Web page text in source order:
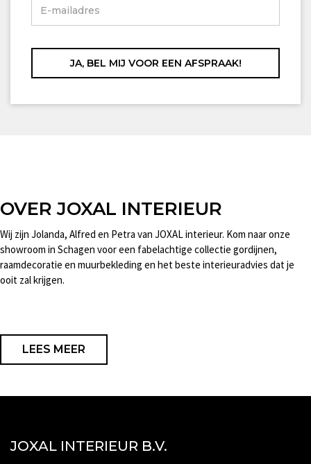
OVER JOXAL INTERIEUR
Wij zijn Jolanda, Alfred en Petra van JOXAL interieur. Kom naar onze
showroom in Schagen voor een fabelachtige collectie gordijnen,
raamdecoratie en muurbekleding en het beste interieuradvies dat je
ooit zal krijgen.
LEES MEER
JOXAL INTERIEUR B.V.